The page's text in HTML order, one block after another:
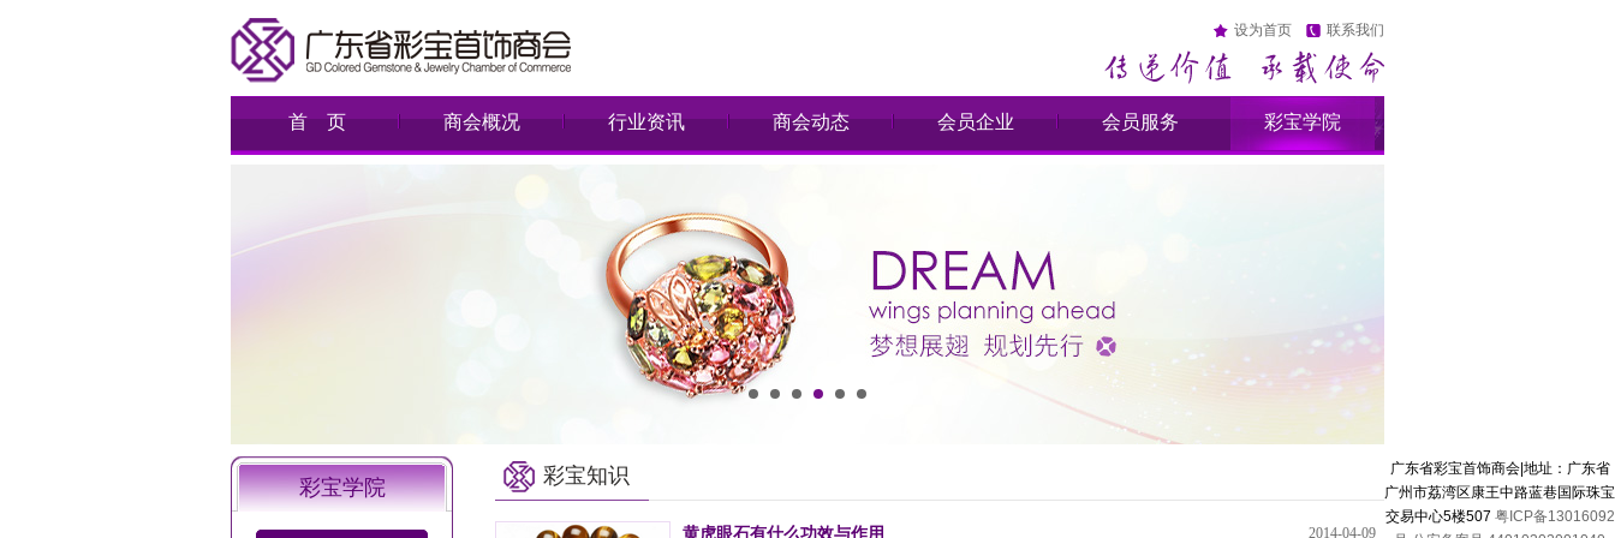
设为首页 联系我们
首 页 商会概况 行业资讯 商会动态 会员企业 会员服务 彩宝学院
彩宝学院 彩宝知识
2014-04-09
黄虎眼石有什么功效与作用
广东省彩宝首饰商会|地址：广东省
广州市荔湾区康王中路蓝巷国际珠宝
交易中心5楼507 粤ICP备13016092